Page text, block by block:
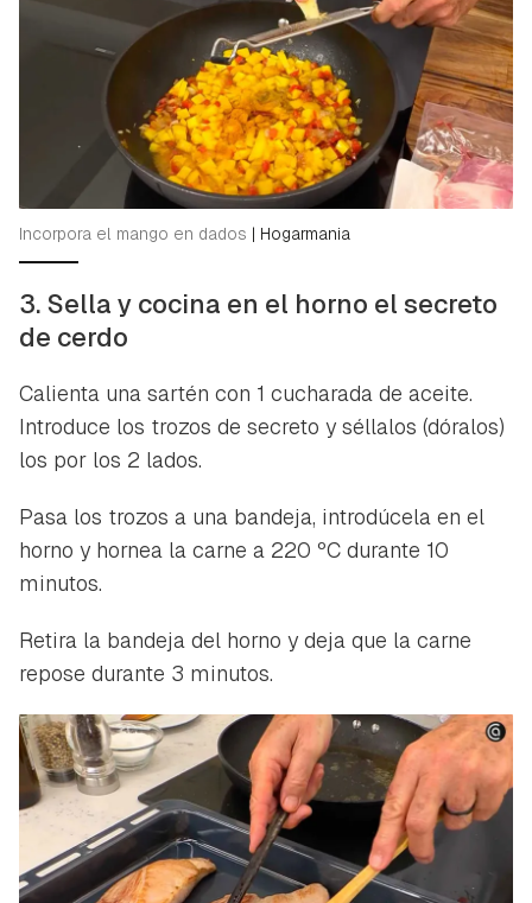
Incorpora el mango en dados | Hogarmania
3. Sella y cocina en el horno el secreto
de cerdo
Calienta una sartén con 1 cucharada de aceite.
Introduce los trozos de secreto y séllalos (dóralos)
los por los 2 lados.
Pasa los trozos a una bandeja, introdúcela en el
horno y hornea la carne a 220 ºC durante 10
minutos.
Retira la bandeja del horno y deja que la carne
repose durante 3 minutos.